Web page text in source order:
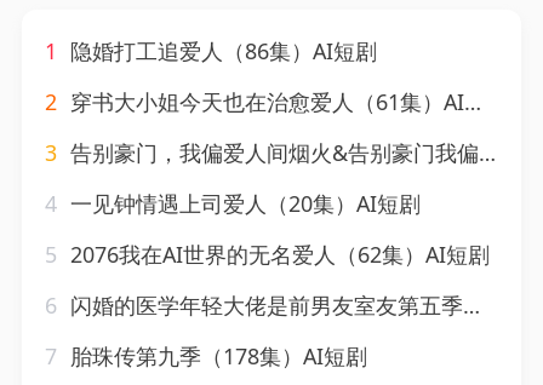
1
隐婚打工追爱人（86集）AI短剧
2 穿书大小姐今天也在治愈爱人（61集）AI短剧
3 告别豪门，我偏爱人间烟火&告别豪门我偏爱人间烟火（45集）AI短剧
4 一见钟情遇上司爱人（20集）AI短剧
5 2076我在AI世界的无名爱人（62集）AI短剧
6 闪婚的医学年轻大佬是前男友室友第五季（87集）AI短剧
7 胎珠传第九季（178集）AI短剧